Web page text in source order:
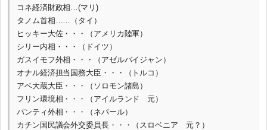
コネ経済財政相…(マリ)
タノム首相……（タイ）
ヒッキー大佐・・・（アメリカ陸軍）
シリー内相・・・（ドイツ）
ガスイモフ外相・・・（アゼルバイジャン）
オナル経済担当国務大臣・・・（トルコ）
アベ大蔵大臣・・・（ソロモン諸島）
フリン環境相・・・（アイルランド 元）
パンティ外相・・・（ネパール）
カチン国民議会外交委員長・・・（スロベニア 元？）